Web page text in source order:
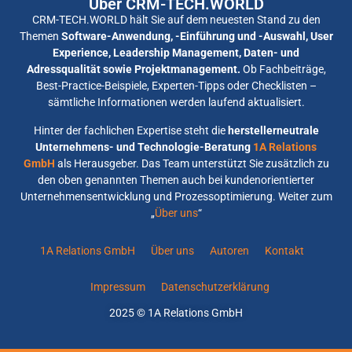
Über CRM-TECH.WORLD
CRM-TECH.WORLD hält Sie auf dem neuesten Stand zu den
Themen Software-Anwendung, -Einführung und -Auswahl, User
Experience, Leadership Management, Daten- und
Adressqualität sowie Projektmanagement. Ob Fachbeiträge,
Best-Practice-Beispiele, Experten-Tipps oder Checklisten –
sämtliche Informationen werden laufend aktualisiert.
Hinter der fachlichen Expertise steht die herstellerneutrale
Unternehmens- und Technologie-Beratung 1A Relations
GmbH als Herausgeber. Das Team unterstützt Sie zusätzlich zu
den oben genannten Themen auch bei kundenorientierter
Unternehmensentwicklung und Prozessoptimierung. Weiter zum
„Über uns“
1A Relations GmbH Über uns Autoren Kontakt
Impressum Datenschutzerklärung
2025 © 1A Relations GmbH